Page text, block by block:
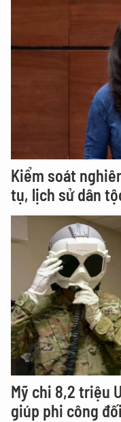
Kiểm soát
tụ, lịch sử dân
Mỹ chi 8,2 triệu
giúp phi công